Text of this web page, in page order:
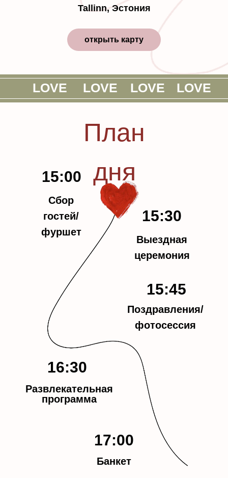
открыть карту
Tallinn, Эстония
LOVE LOVE LOVE
LOVE
LOVE
План
дня
15:00
Сбор
гостей/
фуршет
Выездная
церемония
Поздравления/
фотосессия
Банкет
15:30
15:45
17:00
Развлекательная
программа
16:30